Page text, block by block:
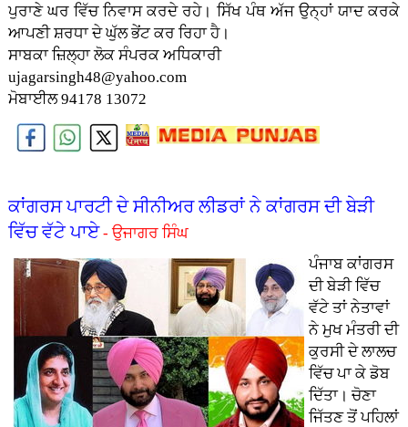
ਪੁਰਾਣੇ ਘਰ ਵਿੱਚ ਨਿਵਾਸ ਕਰਦੇ ਰਹੇ। ਸਿੱਖ ਪੰਥ ਅੱਜ ਉਨ੍ਹਾਂ ਯਾਦ ਕਰਕੇ
ਆਪਣੀ ਸ਼ਰਧਾ ਦੇ ਘੁੱਲ ਭੇਂਟ ਕਰ ਰਿਹਾ ਹੈ।
ਸਾਬਕਾ ਜ਼ਿਲ੍ਹਾ ਲੋਕ ਸੰਪਰਕ ਅਧਿਕਾਰੀ
ujagarsingh48@yahoo.com
ਮੋਬਾਈਲ 94178 13072
ਕਾਂਗਰਸ ਪਾਰਟੀ ਦੇ ਸੀਨੀਅਰ ਲੀਡਰਾਂ ਨੇ ਕਾਂਗਰਸ ਦੀ ਬੇੜੀ
ਵਿੱਚ ਵੱਟੇ ਪਾਏ- ਉਜਾਗਰ ਸਿੰਘ
ਪੰਜਾਬ ਕਾਂਗਰਸ
ਦੀ ਬੇੜੀ ਵਿੱਚ
ਵੱਟੇ ਤਾਂ ਨੇਤਾਵਾਂ
ਨੇ ਮੁਖ ਮੰਤਰੀ ਦੀ
ਕੁਰਸੀ ਦੇ ਲਾਲਚ
ਵਿੱਚ ਪਾ ਕੇ ਡੋਬ
ਦਿੱਤਾ। ਚੋਣਾ
ਜਿੱਤਣ ਤੋਂ ਪਹਿਲਾਂ